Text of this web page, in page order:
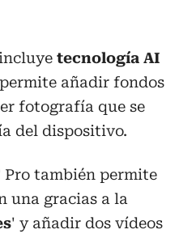
tecnología AI
añadir fondos
fotografía que se
del dispositivo.
Pro también permite
una gracias a la
' y añadir dos vídeos